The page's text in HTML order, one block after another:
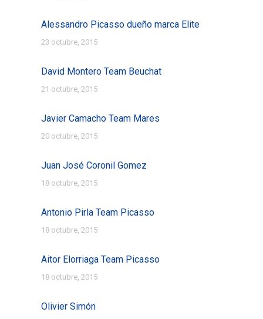
Alessandro Picasso dueño marca Elite
23 octubre, 2015
David Montero Team Beuchat
21 octubre, 2015
Javier Camacho Team Mares
20 octubre, 2015
Juan José Coronil Gomez
18 octubre, 2015
Antonio Pirla Team Picasso
18 octubre, 2015
Aitor Elorriaga Team Picasso
18 octubre, 2015
Olivier Simón